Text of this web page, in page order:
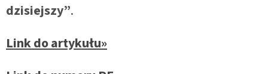
dzisiejszy”.
Link do artykułu»